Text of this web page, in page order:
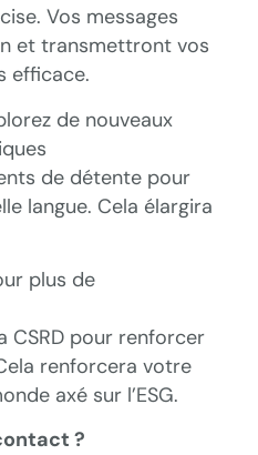
Vos messages
et transmettront vos
efficace.
de nouveaux
de détente pour
langue. Cela élargira
plus de
CSRD pour renforcer
renforcera votre
axé sur l’ESG.
?